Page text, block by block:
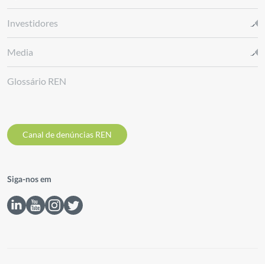
Investidores
Media
Glossário REN
Canal de denúncias REN
Siga-nos em